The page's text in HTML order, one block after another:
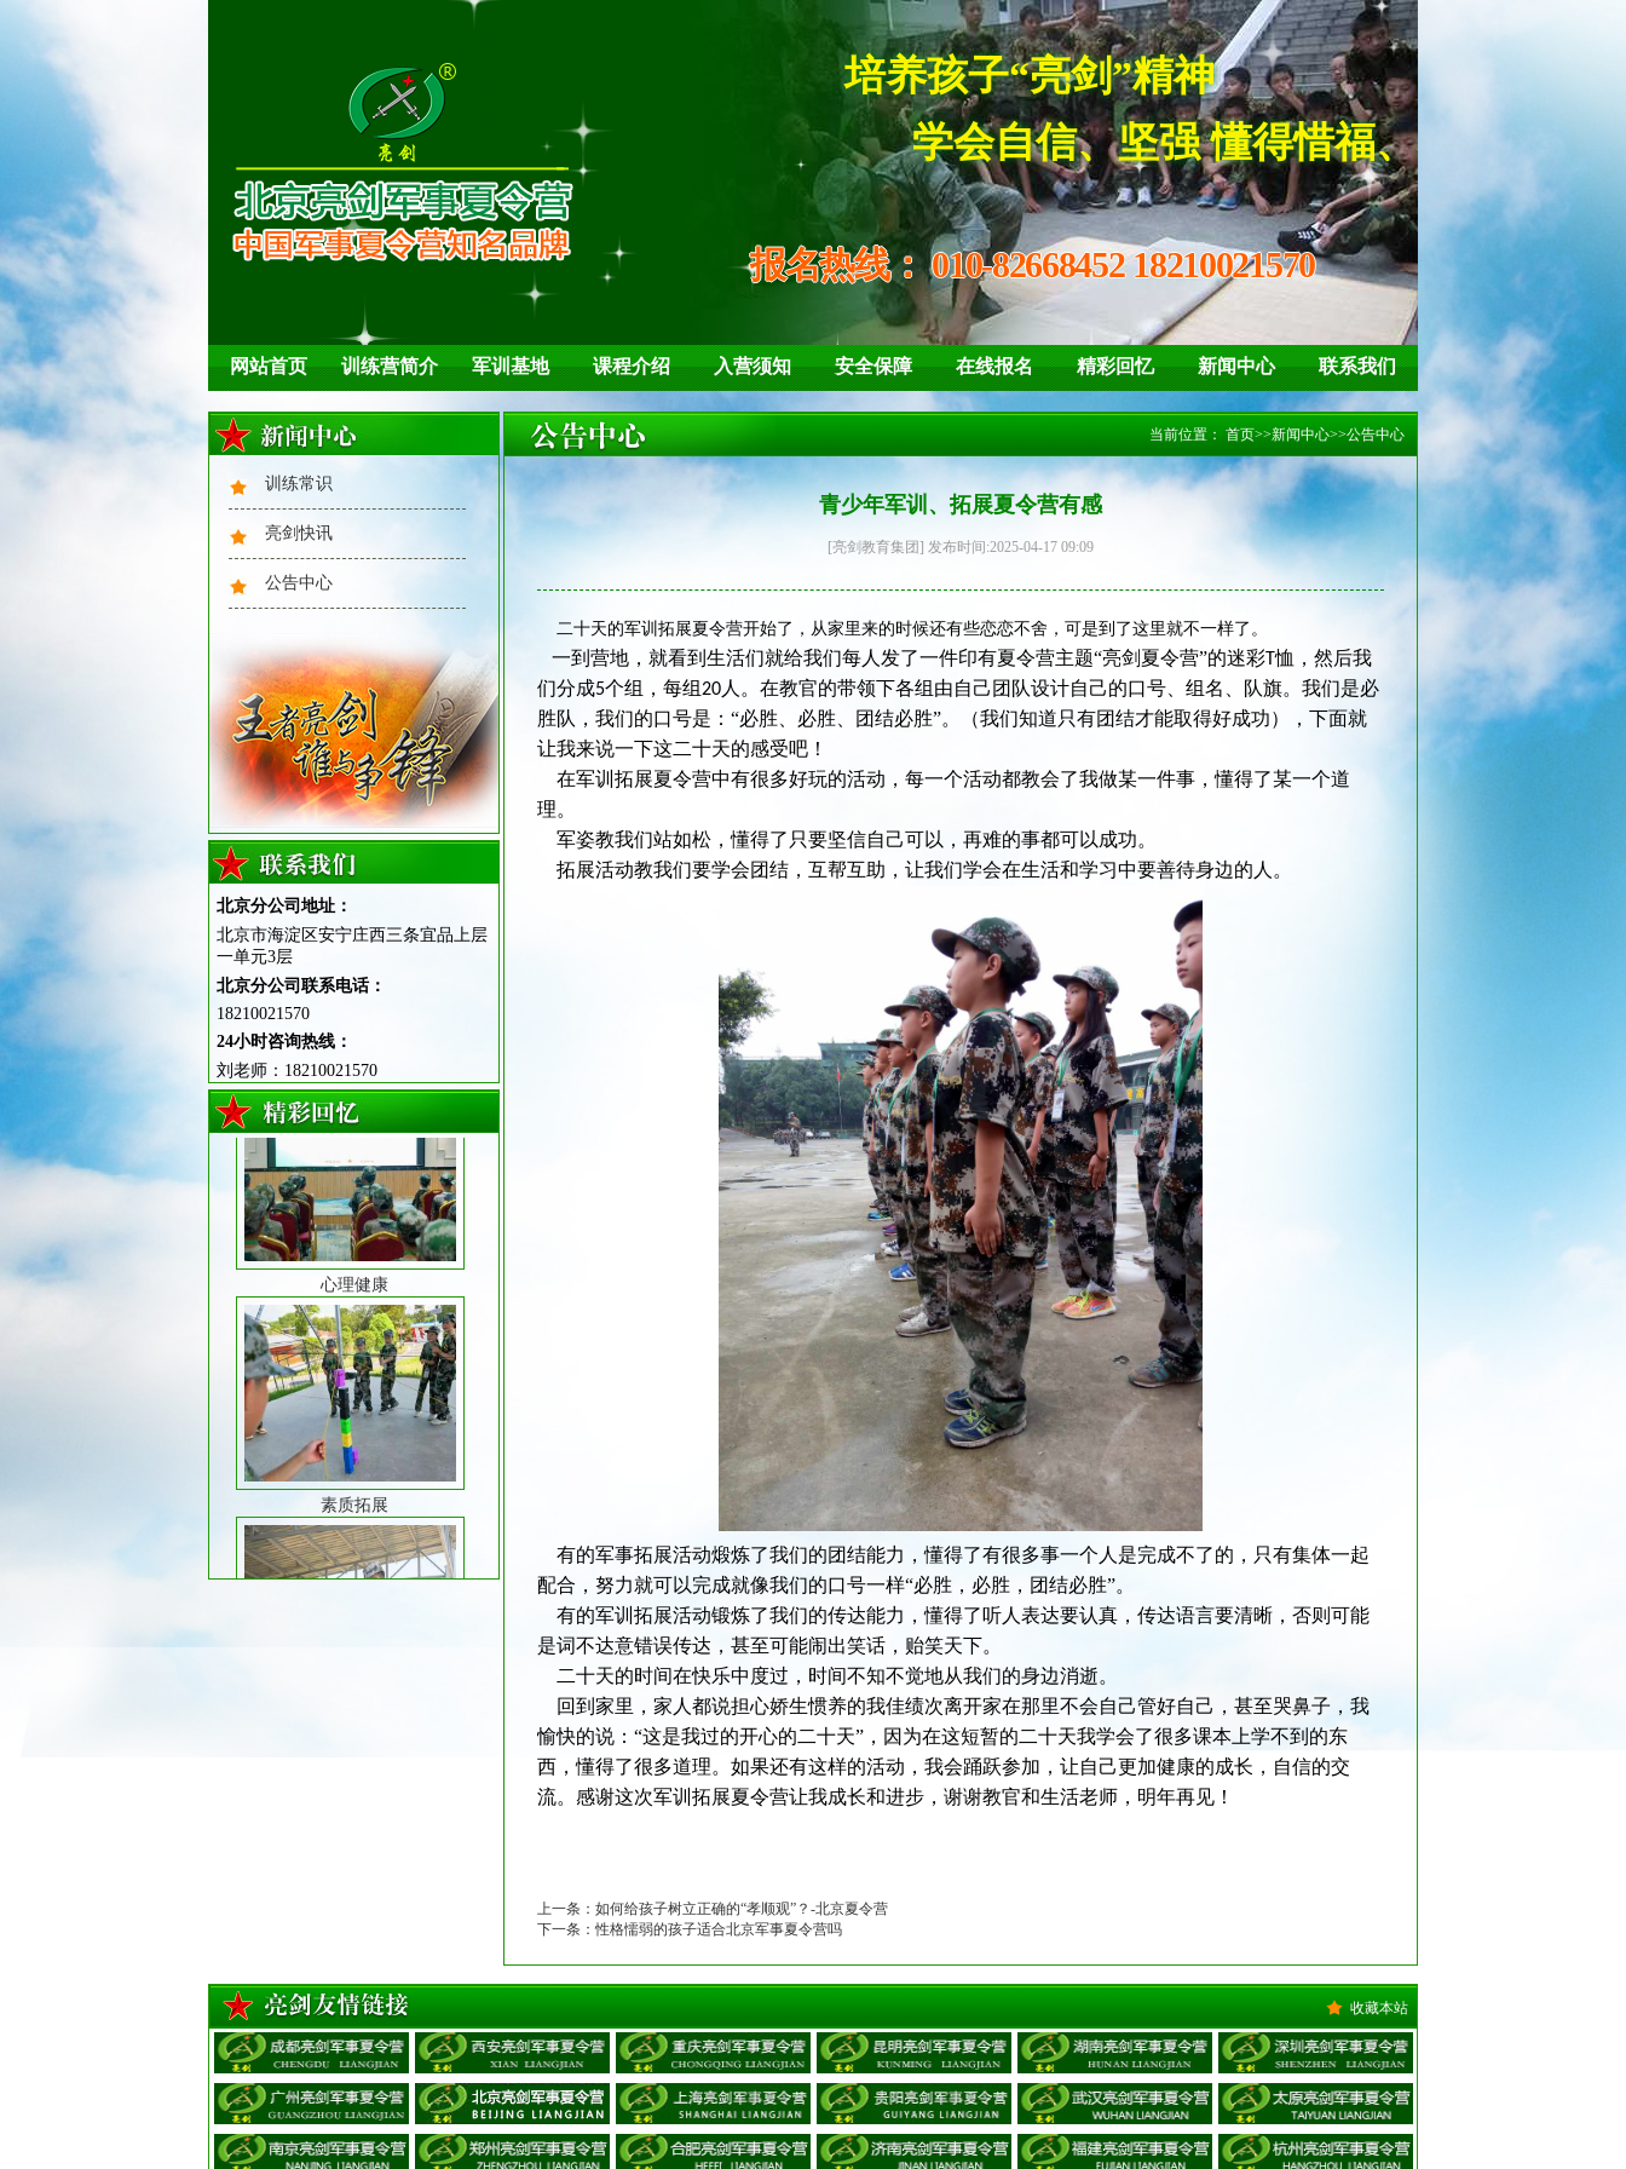
培养孩子“亮剑”精神
学会自信、坚强 懂得惜福、感恩
报名热线：010-82668452 18210021570
网站首页 训练营简介 军训基地 课程介绍 入营须知 安全保障 在线报名 精彩回忆 新闻中心 联系我们
训练常识
亮剑快讯
公告中心
北京分公司地址：
北京市海淀区安宁庄西三条宜品上层
一单元3层
北京分公司联系电话：
18210021570
24小时咨询热线：
刘老师：18210021570
队列训练
夏日解暑
心理健康
素质拓展
队列训练
当前位置： 首页>>新闻中心>>公告中心
青少年军训、拓展夏令营有感
[亮剑教育集团] 发布时间:2025-04-17 09:09
二十天的军训拓展夏令营开始了，从家里来的时候还有些恋恋不舍，可是到了这里就不一样了。
一到营地，就看到生活们就给我们每人发了一件印有夏令营主题“亮剑夏令营”的迷彩T恤，然后我
们分成5个组，每组20人。在教官的带领下各组由自己团队设计自己的口号、组名、队旗。我们是必
胜队，我们的口号是：“必胜、必胜、团结必胜”。（我们知道只有团结才能取得好成功），下面就
让我来说一下这二十天的感受吧！
在军训拓展夏令营中有很多好玩的活动，每一个活动都教会了我做某一件事，懂得了某一个道
理。
军姿教我们站如松，懂得了只要坚信自己可以，再难的事都可以成功。
拓展活动教我们要学会团结，互帮互助，让我们学会在生活和学习中要善待身边的人。
有的军事拓展活动煅炼了我们的团结能力，懂得了有很多事一个人是完成不了的，只有集体一起
配合，努力就可以完成就像我们的口号一样“必胜，必胜，团结必胜”。
有的军训拓展活动锻炼了我们的传达能力，懂得了听人表达要认真，传达语言要清晰，否则可能
是词不达意错误传达，甚至可能闹出笑话，贻笑天下。
二十天的时间在快乐中度过，时间不知不觉地从我们的身边消逝。
回到家里，家人都说担心娇生惯养的我佳绩次离开家在那里不会自己管好自己，甚至哭鼻子，我
愉快的说：“这是我过的开心的二十天”，因为在这短暂的二十天我学会了很多课本上学不到的东
西，懂得了很多道理。如果还有这样的活动，我会踊跃参加，让自己更加健康的成长，自信的交
流。感谢这次军训拓展夏令营让我成长和进步，谢谢教官和生活老师，明年再见！
上一条： 如何给孩子树立正确的“孝顺观”？-北京夏令营
下一条：性格懦弱的孩子适合北京军事夏令营吗
收藏本站